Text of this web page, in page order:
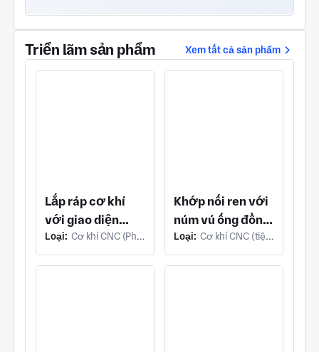
Triển lãm sản phẩm Xem tất cả sản phẩm
Lắp ráp cơ khí
với giao diện
khóa cửa thang
máy
Loại: Cơ khí CNC (Phay & Phay CNC)
Khớp nối ren với
núm vú ống đồng
và thân lục giác
Loại: Cơ khí CNC (tiện CNC)